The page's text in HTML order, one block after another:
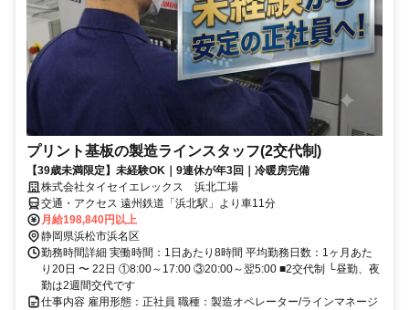
プリント基板の製造ラインスタッフ(2交代制)
【39歳未満限定】未経験OK｜9連休が年3回｜冷暖房完備
株式会社タイセイエレックス 浜北工場
交通・アクセス 遠州鉄道「浜北駅」より車11分
月給198,840円以上
静岡県浜松市浜名区
勤務時間詳細 実働時間：1日あたり8時間 平均勤務日数：1ヶ月あた
り20日 〜 22日 ①8:00～17:00 ③20:00～翌5:00 ■2交代制 └昼勤、夜
勤は2週間交代です
仕事内容 雇用形態：正社員 職種：製造オペレーター/ラインマネージ